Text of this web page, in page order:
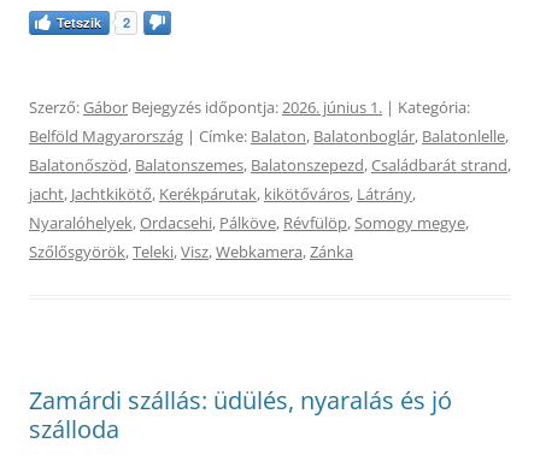
Tetszik 2
Szerző:Gábor Bejegyzés időpontja:2026. június 1. | Kategória:
Belföld Magyarország | Címke: Balaton, Balatonboglár, Balatonlelle,
Balatonőszöd, Balatonszemes, Balatonszepezd,Családbarát strand,
jacht, Jachtkikötő, Kerékpárutak, kikötőváros, Látrány,
Nyaralóhelyek,Ordacsehi, Pálköve, Révfülöp,Somogy megye,
Szőlősgyörök,Teleki,Visz,Webkamera,Zánka
Zamárdi szállás: üdülés, nyaralás és jó
szálloda